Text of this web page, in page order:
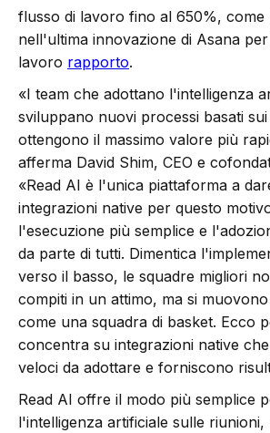
flusso di lavoro fino al 650%, come
nell'ultima innovazione di Asana
lavoro rapporto.
«I team che adottano l'intelligenza
sviluppano nuovi processi basati
ottengono il massimo valore più
afferma David Shim, CEO e
«Read AI è l'unica piattaforma a
integrazioni native per questo
l'esecuzione più semplice e
da parte di tutti. Dimentica
verso il basso, le squadre migliori
compiti in un attimo, ma si
come una squadra di basket. Ecco
concentra su integrazioni native
veloci da adottare e forniscono
Read AI offre il modo più semplice
l'intelligenza artificiale sulle